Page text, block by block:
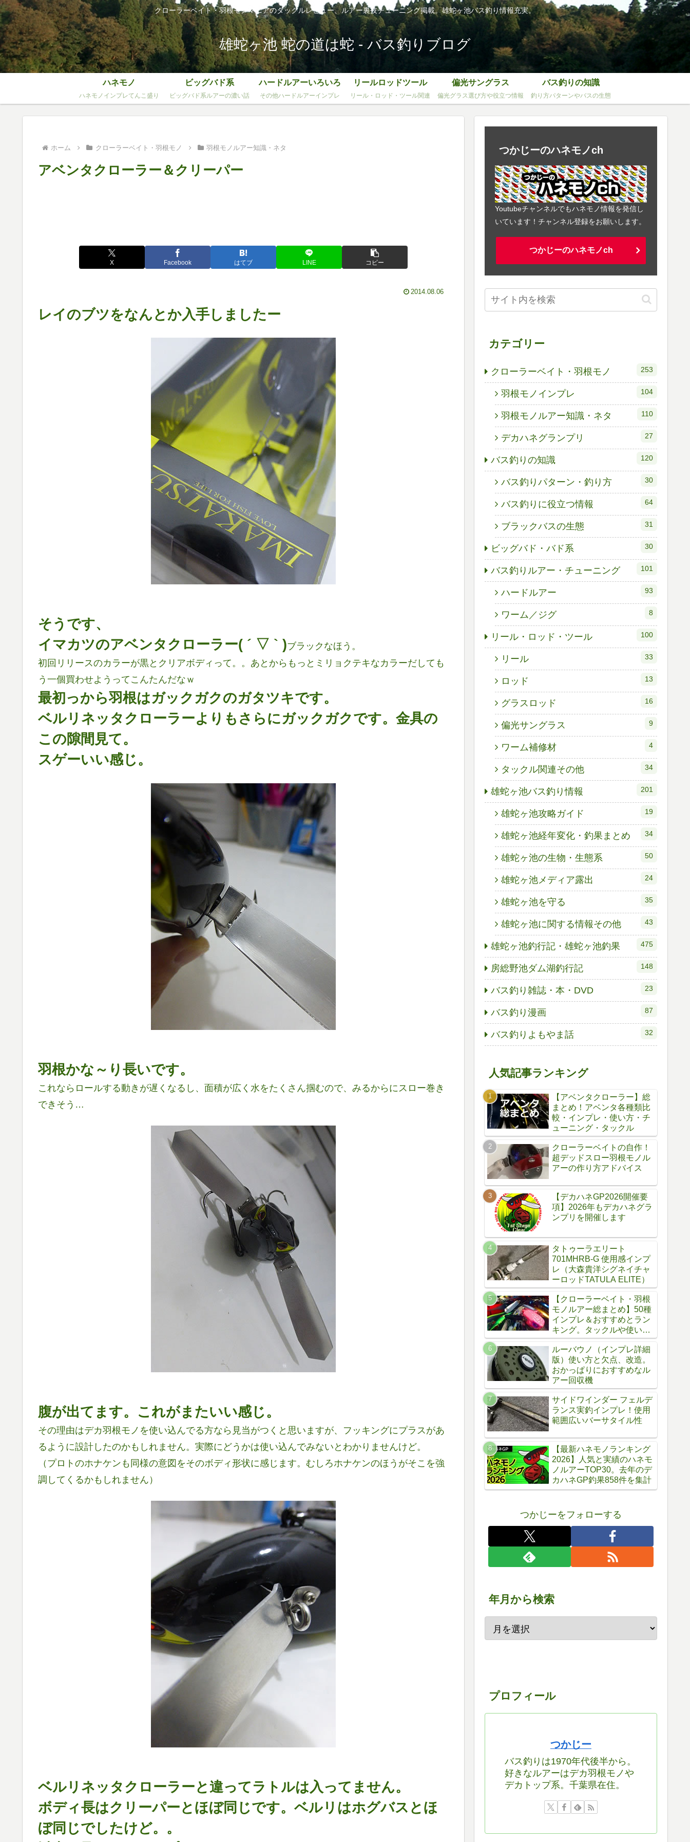
クローラーベイト・羽根モノマニアのタックルレビュー、ルアー裏技チューニング掲載。雄蛇ヶ池バス釣り情報充実。
雄蛇ヶ池 蛇の道は蛇 - バス釣りブログ
ハネモノ
ハネモノインプレてんこ盛り
ビッグバド系
ビッグバド系ルアーの濃い話
ハードルアーいろいろ
その他ハードルアーインプレ
リールロッドツール
リール・ロッド・ツール関連
偏光サングラス
偏光グラス選び方や役立つ情報
バス釣りの知識
釣り方パターンやバスの生態
ホーム クローラーベイト・羽根モノ 羽根モノルアー知識・ネタ
アベンタクローラー＆クリーパー
X Facebook はてブ LINE コピー
2014.08.06
レイのブツをなんとか入手しましたー
そうです、
イマカツのアベンタクローラー( ´ ▽ ` )ブラックなほう。
初回リリースのカラーが黒とクリアボディって。。あとからもっとミリョクテキなカラーだしても
う一個買わせようってこんたんだなｗ
最初っから羽根はガックガクのガタツキです。
ベルリネッタクローラーよりもさらにガックガクです。金具の
この隙間見て。
スゲーいい感じ。
羽根かな～り長いです。
これならロールする動きが遅くなるし、面積が広く水をたくさん掴むので、みるからにスロー巻き
できそう…
腹が出てます。これがまたいい感じ。
その理由はデカ羽根モノを使い込んでる方なら見当がつくと思いますが、フッキングにプラスがあ
るように設計したのかもしれません。実際にどうかは使い込んでみないとわかりませんけど。
（プロトのホナケンも同様の意図をそのボディ形状に感じます。むしろホナケンのほうがそこを強
調してくるかもしれません）
ベルリネッタクローラーと違ってラトルは入ってません。
ボディ長はクリーパーとほぼ同じです。ベルリはホグバスとほ
ぼ同じでしたけど。。
つかじーのハネモノch
Youtubeチャンネルでもハネモノ情報を発信し
いています！チャンネル登録をお願いします。
つかじーのハネモノch
カテゴリー
クローラーベイト・羽根モノ 253
羽根モノインプレ 104
羽根モノルアー知識・ネタ 110
デカハネグランプリ 27
バス釣りの知識 120
バス釣りパターン・釣り方 30
バス釣りに役立つ情報 64
ブラックバスの生態 31
ビッグバド・バド系 30
バス釣りルアー・チューニング 101
ハードルアー 93
ワーム／ジグ 8
リール・ロッド・ツール 100
リール 33
ロッド 13
グラスロッド 16
偏光サングラス 9
ワーム補修材 4
タックル関連その他 34
雄蛇ヶ池バス釣り情報 201
雄蛇ヶ池攻略ガイド 19
雄蛇ヶ池経年変化・釣果まとめ 34
雄蛇ヶ池の生物・生態系 50
雄蛇ヶ池メディア露出 24
雄蛇ヶ池を守る 35
雄蛇ヶ池に関する情報その他 43
雄蛇ヶ池釣行記・雄蛇ヶ池釣果 475
房総野池ダム湖釣行記 148
バス釣り雑誌・本・DVD 23
バス釣り漫画 87
バス釣りよもやま話 32
人気記事ランキング
【アベンタクローラー】総
まとめ！アベンタ各種類比
較・インプレ・使い方・チ
ューニング・タックル
クローラーベイトの自作！
超デッドスロー羽根モノル
アーの作り方アドバイス
【デカハネGP2026開催要
項】2026年もデカハネグラ
ンプリを開催します
タトゥーラエリート
701MHRB-G 使用感インプ
レ（大森貴洋シグネイチャ
ーロッドTATULA ELITE）
【クローラーベイト・羽根
モノルアー総まとめ】50種
インプレ＆おすすめとラン
キング。タックルや使い
方、自作方法
ルーバウノ（インプレ詳細
版）使い方と欠点、改造。
おかっぱりにおすすめなル
アー回収機
サイドワインダー フェルデ
ランス実釣インプレ！使用
範囲広いバーサタイル性
【最新ハネモノランキング
2026】人気と実績のハネモ
ノルアーTOP30。去年のデ
カハネGP釣果858件を集計
つかじーをフォローする
年月から検索
プロフィール
つかじー
バス釣りは1970年代後半から。
好きなルアーはデカ羽根モノや
デカトップ系。千葉県在住。